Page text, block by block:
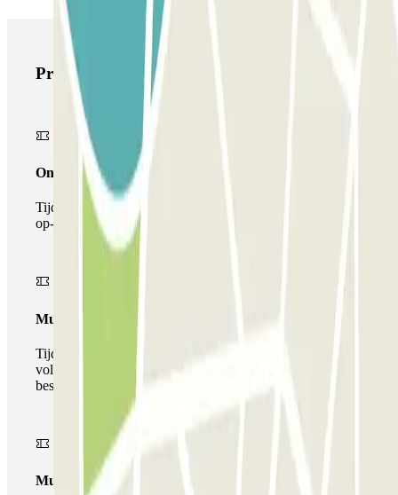
Producten van Parclick
Onepass
Tijdens je verblijf kun je de parkeerplaats maar één keer
op- en afrijden.
Multiparking pass
Tijdens uw verblijf kunt u gebruik maken van het
volledige netwerk van parkeergarages van deze operator,
beschikbaar bij Parclick.
Multipass